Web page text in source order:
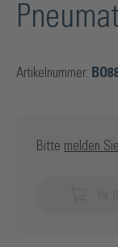
Artikelnummer:
Bitte melden